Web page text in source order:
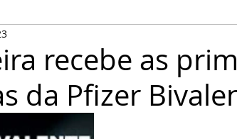
categoria
recebe as
da Pfizer